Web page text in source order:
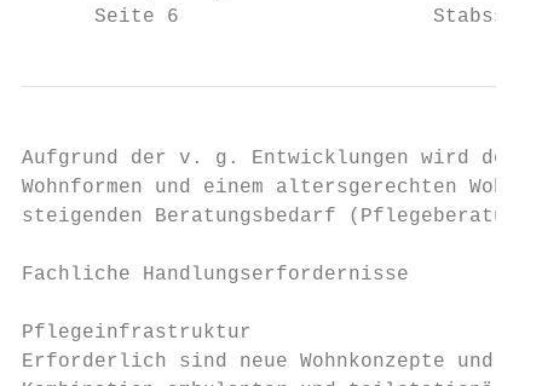
Seite 6
Aufgrund der v. g. Entwicklungen wird der
Wohnformen und einem altersgerechten
steigenden Beratungsbedarf (Pflegeberatung,
Fachliche Handlungserfordernisse
Pflegeinfrastruktur
Erforderlich sind neue Wohnkonzepte und